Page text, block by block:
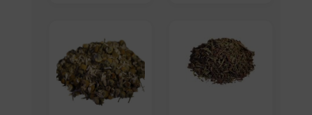
Elige: Peso/formato